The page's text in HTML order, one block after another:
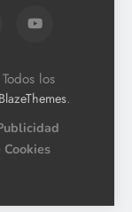
los
BlazeThemes.